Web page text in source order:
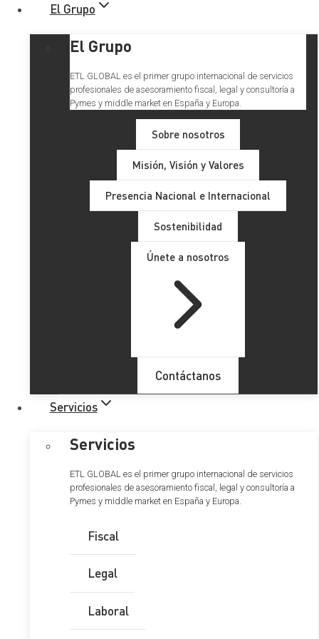
El Grupo
El Grupo
ETL GLOBAL es el primer grupo internacional de servicios
profesionales de asesoramiento fiscal, legal y consultoría a
Pymes y middle market en España y Europa.
Sobre nosotros
Misión, Visión y Valores
Presencia Nacional e Internacional
Sostenibilidad
Únete a nosotros
Contáctanos
Servicios
Servicios
ETL GLOBAL es el primer grupo internacional de servicios
profesionales de asesoramiento fiscal, legal y consultoría a
Pymes y middle market en España y Europa.
Fiscal
Legal
Laboral
Nueva Directiva de la UE:
transformando las
retenciones fiscales en origen
2. Sujetos afectados por la Directiva
3. Principales novedades de la Directiva
2025/50